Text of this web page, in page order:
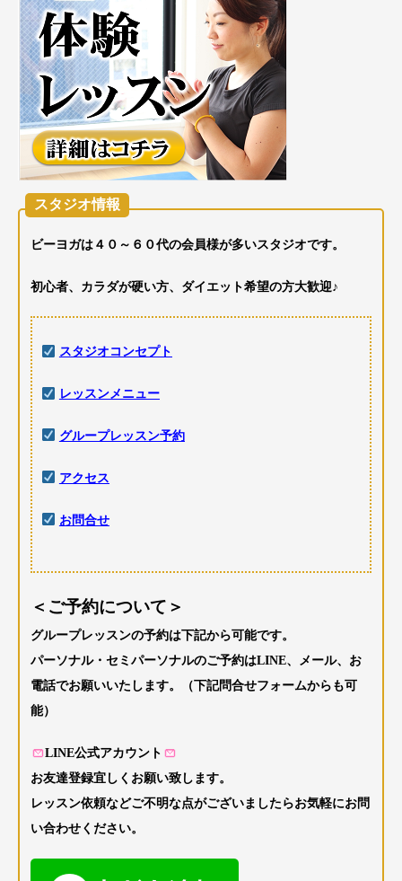
スタジオ情報
ビーヨガは４０～６０代の会員様が多いスタジオです。
初心者、カラダが硬い方、ダイエット希望の方大歓迎♪
スタジオコンセプト
レッスンメニュー
グループレッスン予約
アクセス
お問合せ
＜ご予約について＞
グループレッスンの予約は下記から可能です。
パーソナル・セミパーソナルのご予約はLINE、メール、お
電話でお願いいたします。（下記問合せフォームからも可
能）
LINE公式アカウント
お友達登録宜しくお願い致します。
レッスン依頼などご不明な点がございましたらお気軽にお問
い合わせください。